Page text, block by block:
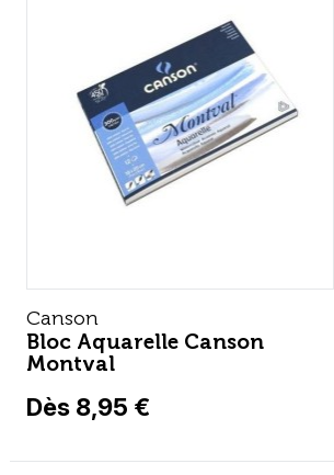
Canson
Bloc Aquarelle Canson
Montval
Dès 8,95 €